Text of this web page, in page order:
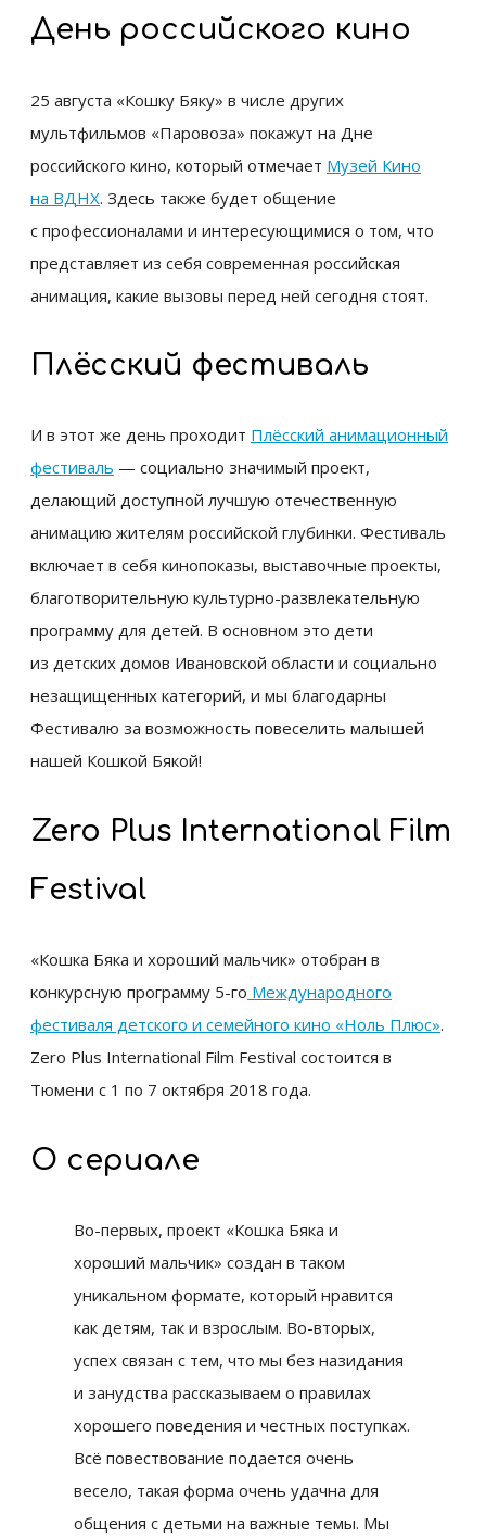
День российского кино
25 августа «Кошку Бяку» в числе других
мультфильмов «Паровоза» покажут на Дне
российского кино, который отмечает Музей Кино
на ВДНХ. Здесь также будет общение
с профессионалами и интересующимися о том, что
представляет из себя современная российская
анимация, какие вызовы перед ней сегодня стоят.
Плёсский фестиваль
И в этот же день проходит Плёсский анимационный
фестиваль — социально значимый проект,
делающий доступной лучшую отечественную
анимацию жителям российской глубинки. Фестиваль
включает в себя кинопоказы, выставочные проекты,
благотворительную культурно-развлекательную
программу для детей. В основном это дети
из детских домов Ивановской области и социально
незащищенных категорий, и мы благодарны
Фестивалю за возможность повеселить малышей
нашей Кошкой Бякой!
Zero Plus International Film
Festival
«Кошка Бяка и хороший мальчик» отобран в
конкурсную программу 5-го Международного
фестиваля детского и семейного кино «Ноль Плюс».
Zero Plus International Film Festival состоится в
Тюмени с 1 по 7 октября 2018 года.
О сериале
Во-первых, проект «Кошка Бяка и
хороший мальчик» создан в таком
уникальном формате, который нравится
как детям, так и взрослым. Во-вторых,
успех связан с тем, что мы без назидания
и занудства рассказываем о правилах
хорошего поведения и честных поступках.
Всё повествование подается очень
весело, такая форма очень удачна для
общения с детьми на важные темы. Мы